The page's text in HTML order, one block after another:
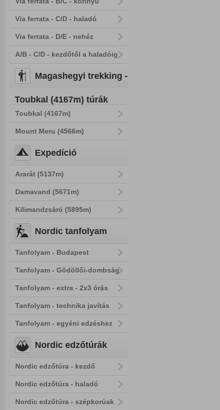
Via ferrata - C/D - haladó
Via ferrata - D/E - nehéz
A/B - C/D - kezdőtől a haladóig
Magashegyi trekking -
Toubkal (4167m) túrák
Toubkal (4167m)
Mount Meru (4566m)
Expedíció
Ararát (5137m)
Damavand (5671m)
Kilimandzsáró (5895m)
Nordic tanfolyam
Tanfolyam - Budapest
Tanfolyam - Gödöllői-dombság
Tanfolyam - extra - 2x3 órás
Tanfolyam - technika javítás
Tanfolyam - egyéni edzéshez
Nordic edzőtúrák
Nordic edzőtúra - kezdő
Nordic edzőtúra - haladó
Nordic edzőtúra - szépkorúak